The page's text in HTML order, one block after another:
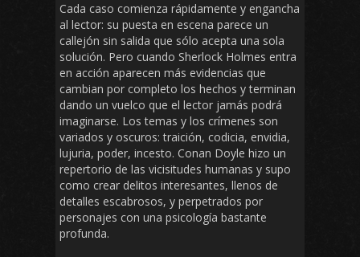
Cada caso comienza rápidamente y engancha
al lector: su puesta en escena parece un
callejón sin salida que sólo acepta una sola
solución. Pero cuando Sherlock Holmes entra
en acción aparecen más evidencias que
cambian por completo los hechos y terminan
dando un vuelco que el lector jamás podrá
imaginarse. Los temas y los crímenes son
variados y oscuros: traición, codicia, envidia,
lujuria, poder, incesto. Conan Doyle hizo un
repertorio de las vicisitudes humanas y supo
como crear delitos interesantes, llenos de
detalles escabrosos, y perpetrados por
personajes con una psicología bastante
profunda.